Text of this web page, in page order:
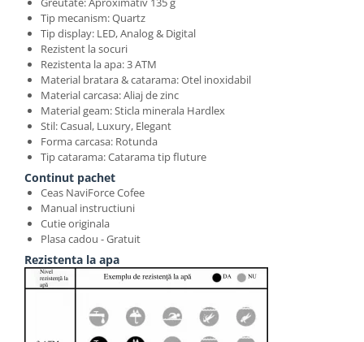
Tip mecanism: Quartz
Tip display: LED, Analog & Digital
Rezistent la socuri
Rezistenta la apa: 3 ATM
Material bratara & catarama: Otel inoxidabil
Material carcasa: Aliaj de zinc
Material geam: Sticla minerala Hardlex
Stil: Casual, Luxury, Elegant
Forma carcasa: Rotunda
Tip catarama: Catarama tip fluture
Continut pachet
Ceas NaviForce Cofee
Manual instructiuni
Cutie originala
Plasa cadou - Gratuit
Rezistenta la apa